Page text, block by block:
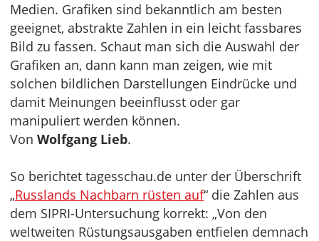
Medien. Grafiken sind bekanntlich am besten
geeignet, abstrakte Zahlen in ein leicht fassbares
Bild zu fassen. Schaut man sich die Auswahl der
Grafiken an, dann kann man zeigen, wie mit
solchen bildlichen Darstellungen Eindrücke und
damit Meinungen beeinflusst oder gar
manipuliert werden können.
Von Wolfgang Lieb.
So berichtet tagesschau.de unter der Überschrift
„Russlands Nachbarn rüsten auf“ die Zahlen aus
dem SIPRI-Untersuchung korrekt: „Von den
weltweiten Rüstungsausgaben entfielen demnach